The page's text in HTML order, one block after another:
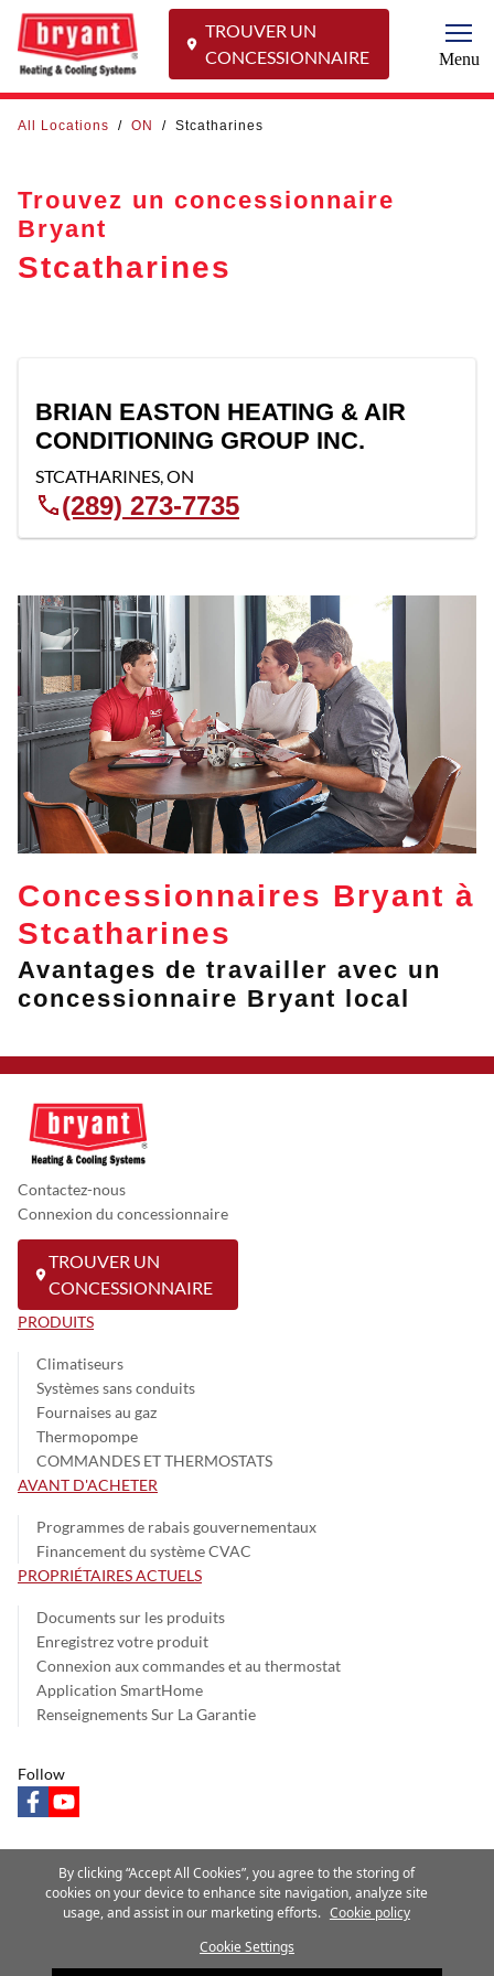
TROUVER UN
CONCESSIONNAIRE
Menu
All Locations / ON / Stcatharines
Trouvez un concessionnaire
Bryant
Stcatharines
BRIAN EASTON HEATING & AIR
CONDITIONING GROUP INC.
STCATHARINES,ON
(289) 273-7735
Concessionnaires Bryant à
Stcatharines
Avantages de travailler avec un
concessionnaire Bryant local
Contactez-nous
Connexion du concessionnaire
TROUVER UN
CONCESSIONNAIRE
PRODUITS
Climatiseurs
Systèmes sans conduits
Fournaises au gaz
Thermopompe
COMMANDES ET THERMOSTATS
AVANT D'ACHETER
Programmes de rabais gouvernementaux
Financement du système CVAC
PROPRIÉTAIRES ACTUELS
Documents sur les produits
Enregistrez votre produit
Connexion aux commandes et au thermostat
Application SmartHome
Renseignements Sur La Garantie
Follow
facebookyoutube
Avis sur la confidentialité Conditions d’utilisation
Parlez fort
Plan du site
Une société Carrier
By clicking “Accept All Cookies”, you agree to the storing of
cookies on your device to enhance site navigation, analyze site
usage, and assist in our marketing efforts. Cookie policy
Cookie Settings